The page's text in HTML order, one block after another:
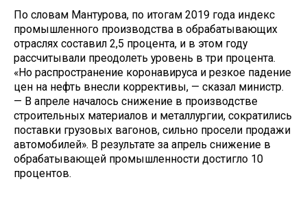
По словам Мантурова, по итогам 2019 года индекс
промышленного производства в обрабатывающих
отраслях составил 2,5 процента, и в этом году
рассчитывали преодолеть уровень в три процента.
«Но распространение коронавируса и резкое падение
цен на нефть внесли коррективы, — сказал министр.
— В апреле началось снижение в производстве
строительных материалов и металлургии, сократились
поставки грузовых вагонов, сильно просели продажи
автомобилей». В результате за апрель снижение в
обрабатывающей промышленности достигло 10
процентов.